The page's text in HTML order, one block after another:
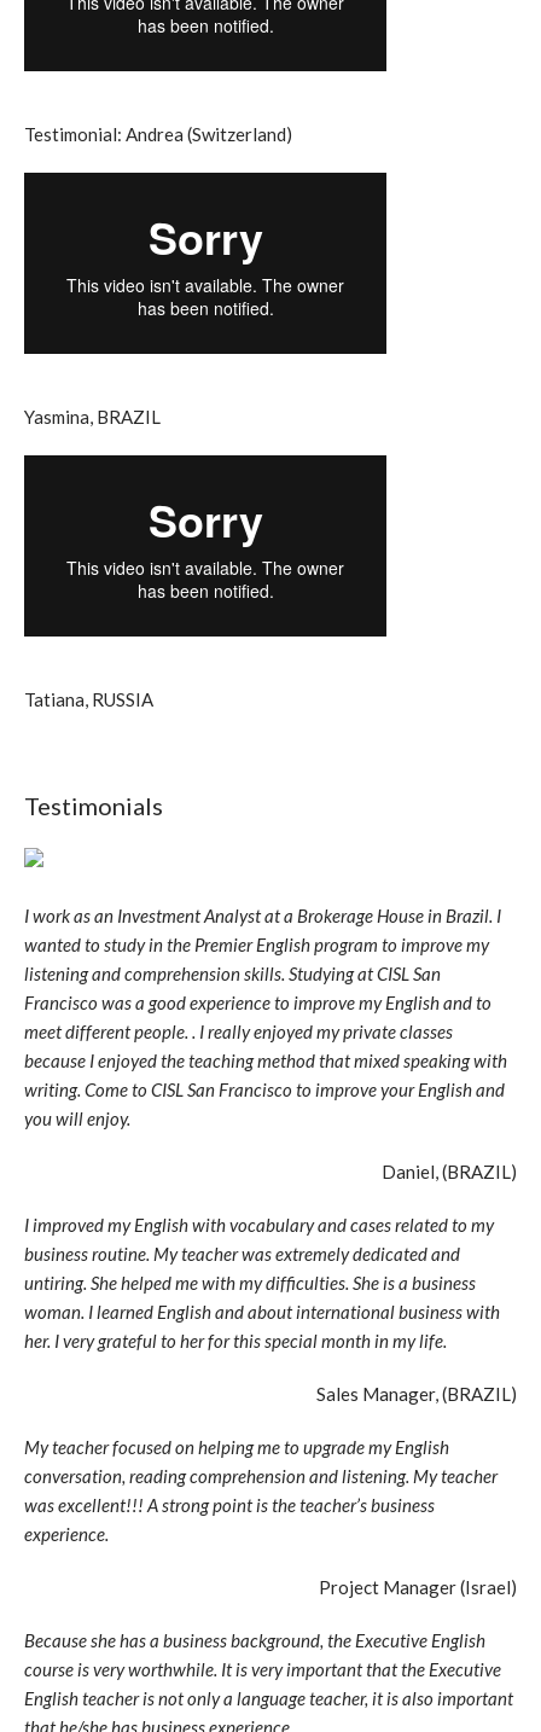
Testimonial: Andrea (Switzerland)
Yasmina, BRAZIL
Tatiana, RUSSIA
Testimonials
I work as an Investment Analyst at a Brokerage House in Brazil. I
wanted to study in the Premier English program to improve my
listening and comprehension skills. Studying at CISL San
Francisco was a good experience to improve my English and to
meet different people. . I really enjoyed my private classes
because I enjoyed the teaching method that mixed speaking with
writing. Come to CISL San Francisco to improve your English and
you will enjoy.
Daniel, (BRAZIL)
I improved my English with vocabulary and cases related to my
business routine. My teacher was extremely dedicated and
untiring. She helped me with my difficulties. She is a business
woman. I learned English and about international business with
her. I very grateful to her for this special month in my life.
Sales Manager, (BRAZIL)
My teacher focused on helping me to upgrade my English
conversation, reading comprehension and listening. My teacher
was excellent!!! A strong point is the teacher’s business
experience.
Project Manager (Israel)
Because she has a business background, the Executive English
course is very worthwhile. It is very important that the Executive
English teacher is not only a language teacher, it is also important
that he/she has business experience.